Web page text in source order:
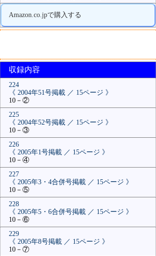
Amazon.co.jpで購入する
収録内容
224
《 2004年51号掲載 ／ 15ページ 》
10－②
225
《 2004年52号掲載 ／ 15ページ 》
10－③
226
《 2005年1号掲載 ／ 15ページ 》
10－④
227
《 2005年3・4合併号掲載 ／ 15ページ 》
10－⑤
228
《 2005年5・6合併号掲載 ／ 15ページ 》
10－⑥
229
《 2005年8号掲載 ／ 15ページ 》
10－⑦